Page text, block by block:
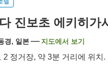
텔
진보초 에키히가
경, 일본 지도에서 보기
2 정거장, 약 3분 거리에 위